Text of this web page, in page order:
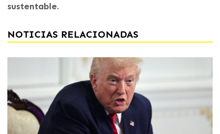
sustentable.
NOTICIAS RELACIONADAS